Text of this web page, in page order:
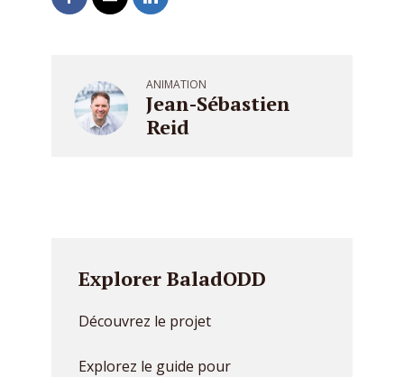
ANIMATION
Jean-Sébastien
Reid
Explorer BaladODD
Découvrez le projet
Explorez le guide pour